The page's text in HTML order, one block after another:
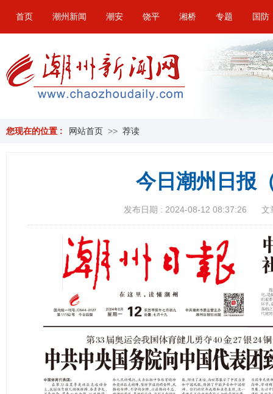
首页 潮州新闻 潮安 饶平 湘桥 专题 国防
您现在的位置 : 网站首页 >> 荐读
今日潮州日报
发布日期 : 2024-08-12 08:37:26 文